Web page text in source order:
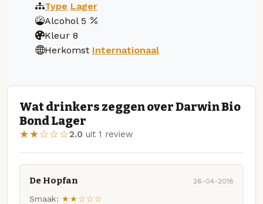
Type Lager
Alcohol 5
Kleur 8
Herkomst Internationaal
Wat drinkers zeggen over Darwin Bio
Bond Lager
★★☆☆☆2.0 uit 1 review
De Hopfan 26-04-2018
Smaak: ★★☆☆☆